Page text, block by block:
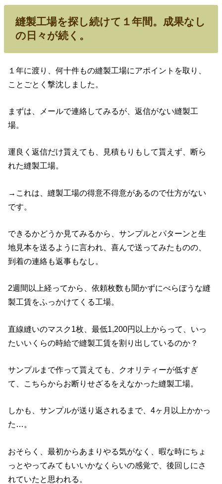
縫製工場を探し続けて１年間。成果なし
の日々が続く。
１年に渡り、何十件もの縫製工場にアポイントを取り、
ことごとく撃沈しました。
まずは、メールで連絡してみるが、返信がない縫製工
場。
運良く返信だけ貰えても、見積もりもして貰えず、断ら
れた縫製工場。
→これは、縫製工場の得意不得意があるので仕方がない
です。
できるかどうか見てみるから、サンプルとパターンと生
地見本を送るように言われ、喜んで送ってみたものの、
到着の連絡も返事もなし。
2週間以上経ってから、依頼枚数も聞かずにべらぼうな縫
製工賃をふっかけてくる工場。
直線縫いのマスク1枚、最低1,200円以上からって、いっ
たいいくらの時給で縫製工賃を割り出しているのか？
サンプルまで作って貰えても、クオリティーが低すぎ
て、こちらからお断りせざるをえなかった縫製工場。
しかも、サンプルが送り返されるまで、4ヶ月以上かかっ
た…。
おそらく、最初からあまりやる気がなく、暇な時にちょ
っとやってみてもいいかなくらいの感覚で、後回しにさ
れていたと思われる。